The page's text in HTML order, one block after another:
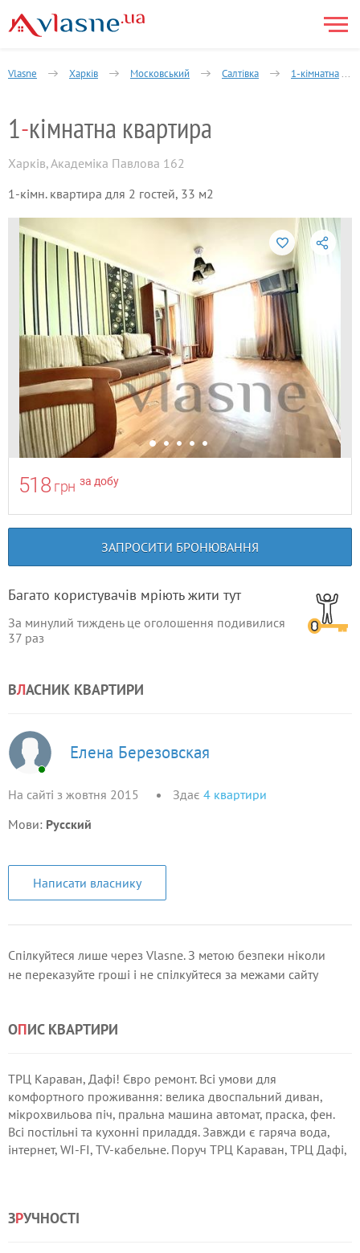
Vlasne Харків Московський Салтівка 1-кімнатна
1-кімнатна квартира
Харків,Академіка Павлова 162
1-кімн. квартира для 2 гостей, 33 м2
518 грн за добу
ЗАПРОСИТИ БРОНЮВАННЯ
Багато користувачів мріють жити тут
За минулий тиждень це оголошення подивилися
37 раз
ВЛАСНИК КВАРТИРИ
Елена Березовская
На сайті з жовтня 2015 Здає 4 квартири
Мови: Русский
Написати власнику
Спілкуйтеся лише через Vlasne. З метою безпеки ніколи
не переказуйте гроші і не спілкуйтеся за межами сайту
ОПИС КВАРТИРИ
ТРЦ Караван, Дафі! Євро ремонт. Всі умови для
комфортного проживання: велика двоспальний диван,
мікрохвильова піч, пральна машина автомат, праска, фен.
Всі постільні та кухонні приладдя. Завжди є гаряча вода,
інтернет, WI-FI, TV-кабельне. Поруч ТРЦ Караван, ТРЦ Дафі,
ЗРУЧНОСТІ